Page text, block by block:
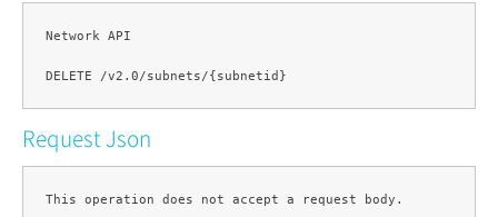
Network API
Request Json